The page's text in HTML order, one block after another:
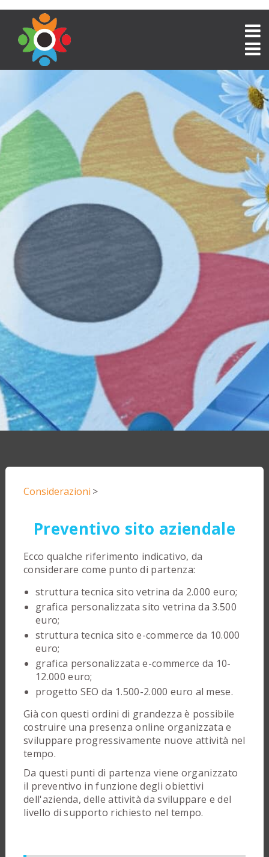
Considerazioni >
Preventivo sito aziendale
Ecco qualche riferimento indicativo, da
considerare come punto di partenza:
struttura tecnica sito vetrina da 2.000 euro;
grafica personalizzata sito vetrina da 3.500
euro;
struttura tecnica sito e-commerce da 10.000
euro;
grafica personalizzata e-commerce da 10-
12.000 euro;
progetto SEO da 1.500-2.000 euro al mese.
Già con questi ordini di grandezza è possibile
costruire una presenza online organizzata e
sviluppare progressivamente nuove attività nel
tempo.
Da questi punti di partenza viene organizzato
il preventivo in funzione degli obiettivi
dell'azienda, delle attività da sviluppare e del
livello di supporto richiesto nel tempo.